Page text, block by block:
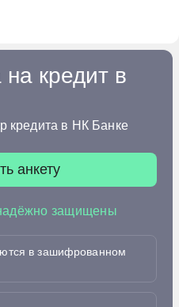
кредит в
кредита в НК Банке
анкету
защищены
в зашифрованном